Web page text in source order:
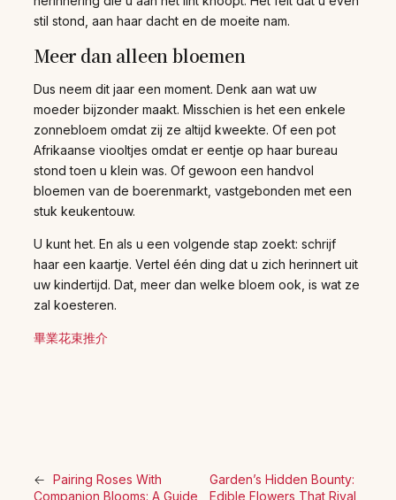
stil stond, aan haar dacht en de moeite nam.
Meer dan alleen bloemen
Dus neem dit jaar een moment. Denk aan wat uw
moeder bijzonder maakt. Misschien is het een enkele
zonnebloem omdat zij ze altijd kweekte. Of een pot
Afrikaanse viooltjes omdat er eentje op haar bureau
stond toen u klein was. Of gewoon een handvol
bloemen van de boerenmarkt, vastgebonden met een
stuk keukentouw.
U kunt het. En als u een volgende stap zoekt: schrijf
haar een kaartje. Vertel één ding dat u zich herinnert uit
uw kindertijd. Dat, meer dan welke bloem ook, is wat ze
zal koesteren.
畢業花束推介
← Pairing Roses With
Companion Blooms: A Guide
Garden’s Hidden Bounty:
Edible Flowers That Rival